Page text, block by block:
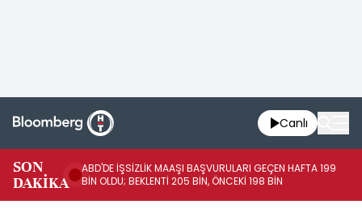
Canlı
SON
DAKİKA
ABD'DE İŞSİZLİK MAAŞI BAŞVURULARI GEÇEN HAFTA 199
BİN OLDU; BEKLENTİ 205 BİN, ÖNCEKİ 198 BİN